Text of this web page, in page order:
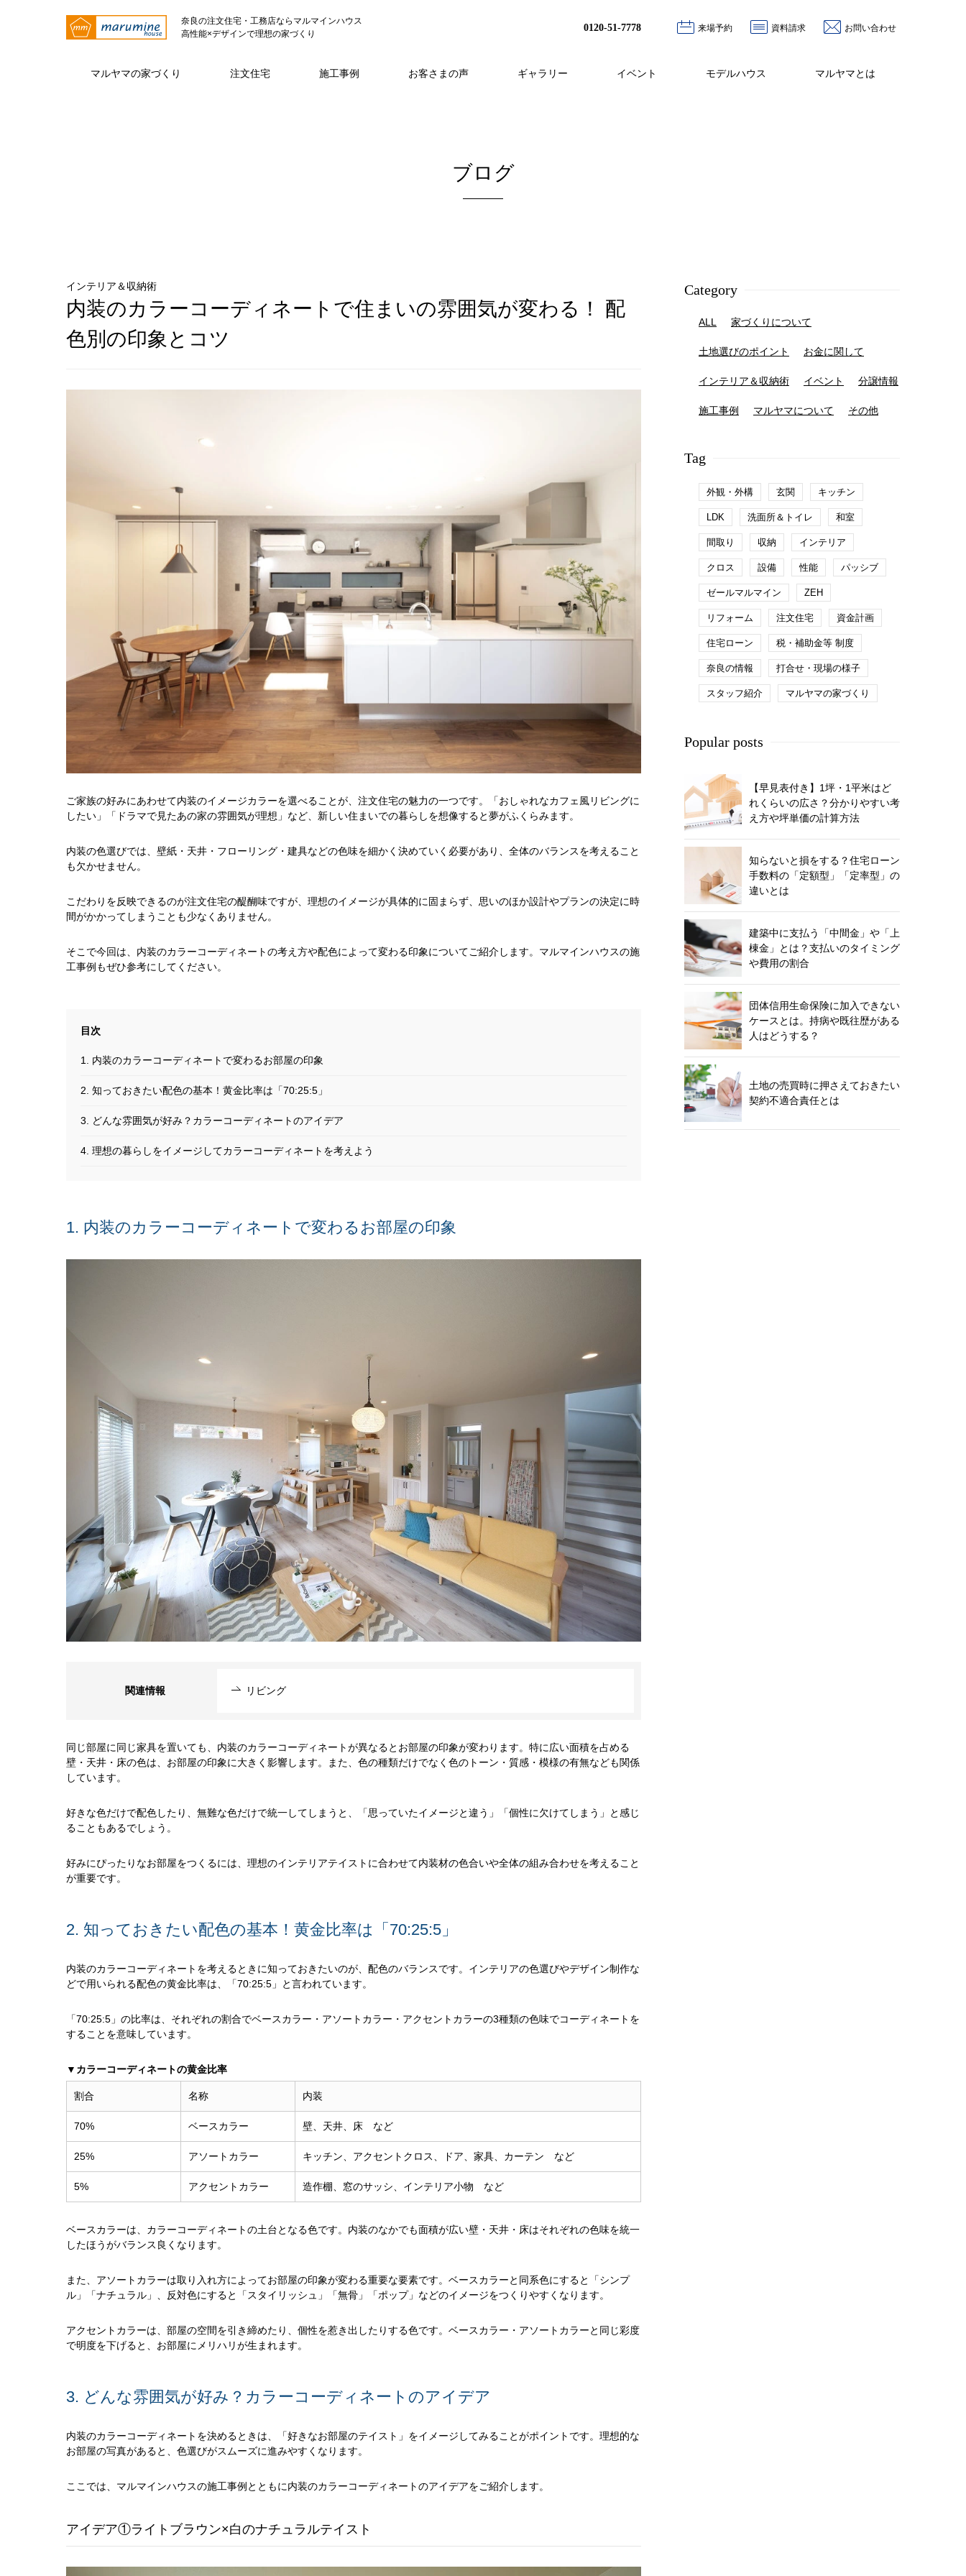
奈良の注文住宅・工務店ならマルマインハウス
高性能×デザインで理想の家づくり
0120-51-7778 来場予約 資料請求 お問い合わせ
マルヤマの家づくり 注文住宅 施工事例 お客さまの声 ギャラリー イベント モデルハウス マルヤマとは
ブログ
インテリア＆収納術
内装のカラーコーディネートで住まいの雰囲気が変わる！ 配
色別の印象とコツ
ご家族の好みにあわせて内装のイメージカラーを選べることが、注文住宅の魅力の一つです。「おしゃれなカフェ風リビングに
したい」「ドラマで見たあの家の雰囲気が理想」など、新しい住まいでの暮らしを想像すると夢がふくらみます。
内装の色選びでは、壁紙・天井・フローリング・建具などの色味を細かく決めていく必要があり、全体のバランスを考えること
も欠かせません。
こだわりを反映できるのが注文住宅の醍醐味ですが、理想のイメージが具体的に固まらず、思いのほか設計やプランの決定に時
間がかかってしまうことも少なくありません。
そこで今回は、内装のカラーコーディネートの考え方や配色によって変わる印象についてご紹介します。マルマインハウスの施
工事例もぜひ参考にしてください。
1. 内装のカラーコーディネートで変わるお部屋の印象
2. 知っておきたい配色の基本！黄金比率は「70:25:5」
3. どんな雰囲気が好み？カラーコーディネートのアイデア
4. 理想の暮らしをイメージしてカラーコーディネートを考えよう
1. 内装のカラーコーディネートで変わるお部屋の印象
関連情報 リビング
同じ部屋に同じ家具を置いても、内装のカラーコーディネートが異なるとお部屋の印象が変わります。特に広い面積を占める
壁・天井・床の色は、お部屋の印象に大きく影響します。また、色の種類だけでなく色のトーン・質感・模様の有無なども関係
しています。
好きな色だけで配色したり、無難な色だけで統一してしまうと、「思っていたイメージと違う」「個性に欠けてしまう」と感じ
ることもあるでしょう。
好みにぴったりなお部屋をつくるには、理想のインテリアテイストに合わせて内装材の色合いや全体の組み合わせを考えること
が重要です。
2. 知っておきたい配色の基本！黄金比率は「70:25:5」
内装のカラーコーディネートを考えるときに知っておきたいのが、配色のバランスです。インテリアの色選びやデザイン制作な
どで用いられる配色の黄金比率は、「70:25:5」と言われています。
「70:25:5」の比率は、それぞれの割合でベースカラー・アソートカラー・アクセントカラーの3種類の色味でコーディネートを
することを意味しています。
▼カラーコーディネートの黄金比率
割合 名称 内装
70% ベースカラー 壁、天井、床 など
25% アソートカラー キッチン、アクセントクロス、ドア、家具、カーテン など
5% アクセントカラー 造作棚、窓のサッシ、インテリア小物 など
ベースカラーは、カラーコーディネートの土台となる色です。内装のなかでも面積が広い壁・天井・床はそれぞれの色味を統一
したほうがバランス良くなります。
また、アソートカラーは取り入れ方によってお部屋の印象が変わる重要な要素です。ベースカラーと同系色にすると「シンプ
ル」「ナチュラル」、反対色にすると「スタイリッシュ」「無骨」「ポップ」などのイメージをつくりやすくなります。
アクセントカラーは、部屋の空間を引き締めたり、個性を惹き出したりする色です。ベースカラー・アソートカラーと同じ彩度
で明度を下げると、お部屋にメリハリが生まれます。
3. どんな雰囲気が好み？カラーコーディネートのアイデア
内装のカラーコーディネートを決めるときは、「好きなお部屋のテイスト」をイメージしてみることがポイントです。理想的な
お部屋の写真があると、色選びがスムーズに進みやすくなります。
ここでは、マルマインハウスの施工事例とともに内装のカラーコーディネートのアイデアをご紹介します。
アイデア①ライトブラウン×白のナチュラルテイスト
Category
ALL 家づくりについて
土地選びのポイント お金に関して
インテリア＆収納術 イベント 分譲情報
施工事例 マルヤマについて その他
Tag
外観・外構 玄関 キッチン
LDK 洗面所＆トイレ 和室
間取り 収納 インテリア
クロス 設備 性能 パッシブ
ゼールマルマイン ZEH
リフォーム 注文住宅 資金計画
住宅ローン 税・補助金等 制度
奈良の情報 打合せ・現場の様子
スタッフ紹介 マルヤマの家づくり
Popular posts
【早見表付き】1坪・1平米はど
れくらいの広さ？分かりやすい考
え方や坪単価の計算方法
知らないと損をする？住宅ローン
手数料の「定額型」「定率型」の
違いとは
建築中に支払う「中間金」や「上
棟金」とは？支払いのタイミング
や費用の割合
団体信用生命保険に加入できない
ケースとは。持病や既往歴がある
人はどうする？
土地の売買時に押さえておきたい
契約不適合責任とは